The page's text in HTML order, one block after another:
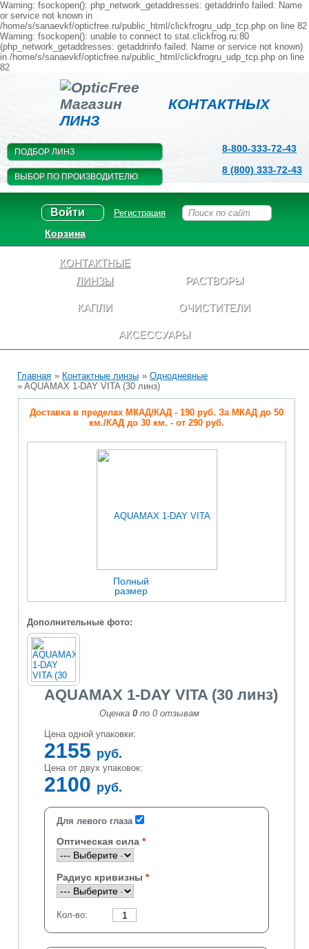
Warning: fsockopen(): php_network_getaddresses: getaddrinfo failed: Name
or service not known in
/home/s/sanaevkf/opticfree.ru/public_html/clickfrogru_udp_tcp.php on line 82
Warning: fsockopen(): unable to connect to stat.clickfrog.ru:80
(php_network_getaddresses: getaddrinfo failed: Name or service not known)
in /home/s/sanaevkf/opticfree.ru/public_html/clickfrogru_udp_tcp.php on line
82
Магазин КОНТАКТНЫХ
ЛИНЗ
ПОДБОР ЛИНЗ
ВЫБОР ПО ПРОИЗВОДИТЕЛЮ
8-800-333-72-43
8 (800) 333-72-43
Войти Регистрация
Корзина
КОНТАКТНЫЕ
ЛИНЗЫ
РАСТВОРЫ
КАПЛИ ОЧИСТИТЕЛИ
АКСЕССУАРЫ
Главная » Контактные линзы » Однодневные
» AQUAMAX 1-DAY VITA (30 линз)
Доставка в пределах МКАД/КАД - 190 руб. За МКАД до 50
км./КАД до 30 км. - от 290 руб.
Полный
размер
Дополнительные фото:
AQUAMAX 1-DAY VITA (30 линз)
Оценка 0 по 0 отзывам
Цена одной упаковки:
2155 руб.
Цена от двух упаковок:
2100 руб.
Для левого глаза
Оптическая сила
Радиус кривизны
Кол-во: